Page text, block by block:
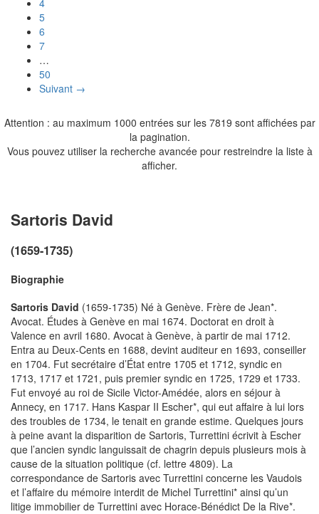
5
6
7
…
50
Suivant →
Attention : au maximum 1000 entrées sur les 7819 sont affichées par
la pagination.
Vous pouvez utiliser la recherche avancée pour restreindre la liste à
afficher.
Sartoris David
(1659-1735)
Biographie
Sartoris David (1659-1735) Né à Genève. Frère de Jean*.
Avocat. Études à Genève en mai 1674. Doctorat en droit à
Valence en avril 1680. Avocat à Genève, à partir de mai 1712.
Entra au Deux-Cents en 1688, devint auditeur en 1693, conseiller
en 1704. Fut secrétaire d’État entre 1705 et 1712, syndic en
1713, 1717 et 1721, puis premier syndic en 1725, 1729 et 1733.
Fut envoyé au roi de Sicile Victor-Amédée, alors en séjour à
Annecy, en 1717. Hans Kaspar II Escher*, qui eut affaire à lui lors
des troubles de 1734, le tenait en grande estime. Quelques jours
à peine avant la disparition de Sartoris, Turrettini écrivit à Escher
que l’ancien syndic languissait de chagrin depuis plusieurs mois à
cause de la situation politique (cf. lettre 4809). La
correspondance de Sartoris avec Turrettini concerne les Vaudois
et l’affaire du mémoire interdit de Michel Turrettini* ainsi qu’un
litige immobilier de Turrettini avec Horace-Bénédict De la Rive*.